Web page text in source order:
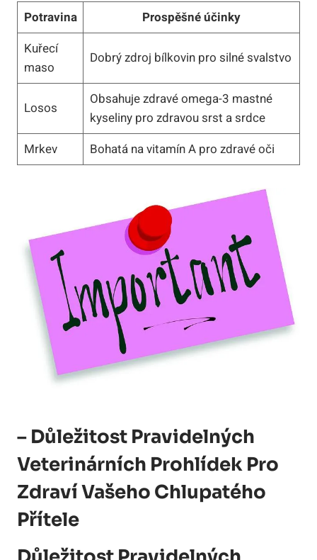
Potravina
Prospěšné účinky
Kuřecí
maso
Dobrý zdroj bílkovin pro silné svalstvo
Losos
Obsahuje zdravé omega-3 mastné
kyseliny pro zdravou srst a srdce
Mrkev
Bohatá na vitamín A pro zdravé oči
– Důležitost Pravidelných
Veterinárních Prohlídek Pro
Zdraví Vašeho Chlupatého
Přítele